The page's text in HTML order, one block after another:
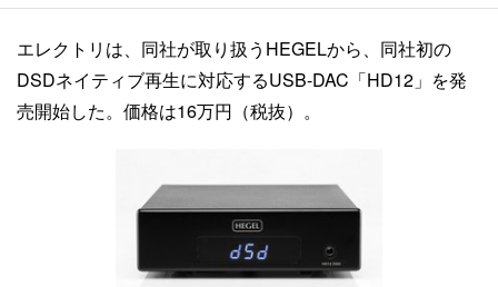
エレクトリは、同社が取り扱うHEGELから、同社初の
DSDネイティブ再生に対応するUSB-DAC「HD12」を発
売開始した。価格は16万円（税抜）。